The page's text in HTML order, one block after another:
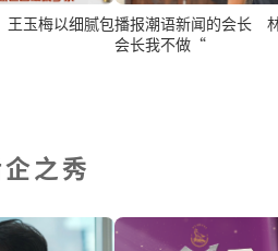
王玉梅以细腻包播报潮语新闻的会长
会长我不做“
之秀